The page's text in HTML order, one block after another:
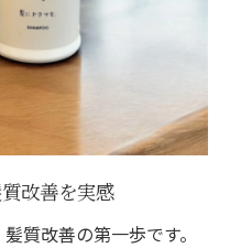
改善を実感
質改善の第一歩です。